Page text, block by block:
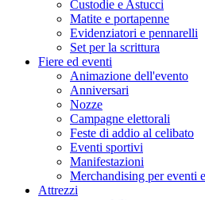
Custodie e Astucci
Matite e portapenne
Evidenziatori e pennarelli
Set per la scrittura
Fiere ed eventi
Animazione dell'evento
Anniversari
Nozze
Campagne elettorali
Feste di addio al celibato
Eventi sportivi
Manifestazioni
Merchandising per eventi
Attrezzi